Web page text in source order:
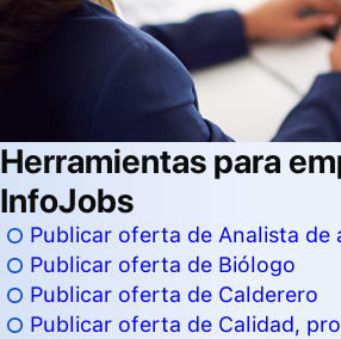
Herramientas para
InfoJobs
Publicar oferta de Analista de
Publicar oferta de Biólogo
Publicar oferta de Calderero
Publicar oferta de Calidad,